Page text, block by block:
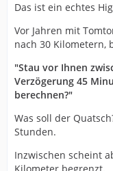
Das ist ein echtes
Vor Jahren mit
nach 30 Kilometern,
"Stau vor Ihnen
Verzögerung 45
berechnen?"
Was soll der
Stunden.
Inzwischen scheint